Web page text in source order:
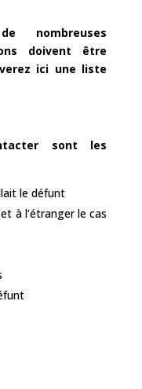
nombreuses
doivent être
ici une liste
sont les
le défunt
à l’étranger le cas